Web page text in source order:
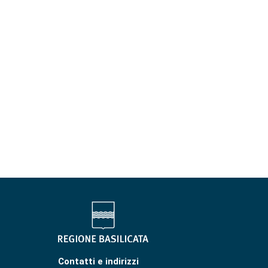
Contatti e indirizzi